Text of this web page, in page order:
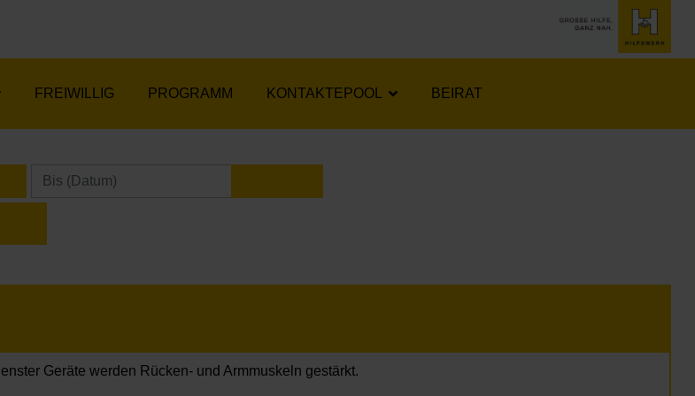
FREIWILLIG PROGRAMM KONTAKTEPOOL BEIRAT
ÖFFNEN
Geräte werden Rücken- und Armmuskeln gestärkt.